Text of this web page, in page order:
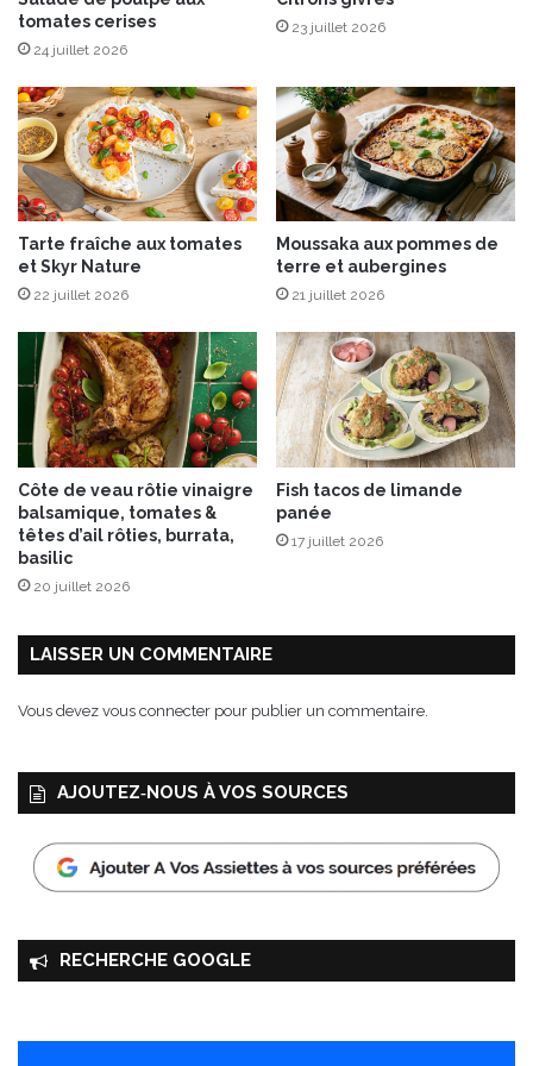
c
u
é
e
1
0
0
%
s
a
n
r
e
:
“
B
o
l
R
s
rtomates cerises
24 juillet 2026
23 juillet 2026
Tarte fraîche aux tomates
et Skyr Nature
22 juillet 2026
Moussaka aux pommes de
terre et aubergines
21 juillet 2026
Côte de veau rôtie vinaigre
balsamique, tomates &
têtes d’ail rôties, burrata,
basilic
20 juillet 2026
Fish tacos de limande
panée
17 juillet 2026
LAISSER UN COMMENTAIRE
Vous devez vous connecter pour publier un commentaire.
AJOUTEZ‑NOUS À VOS SOURCES
RECHERCHE GOOGLE